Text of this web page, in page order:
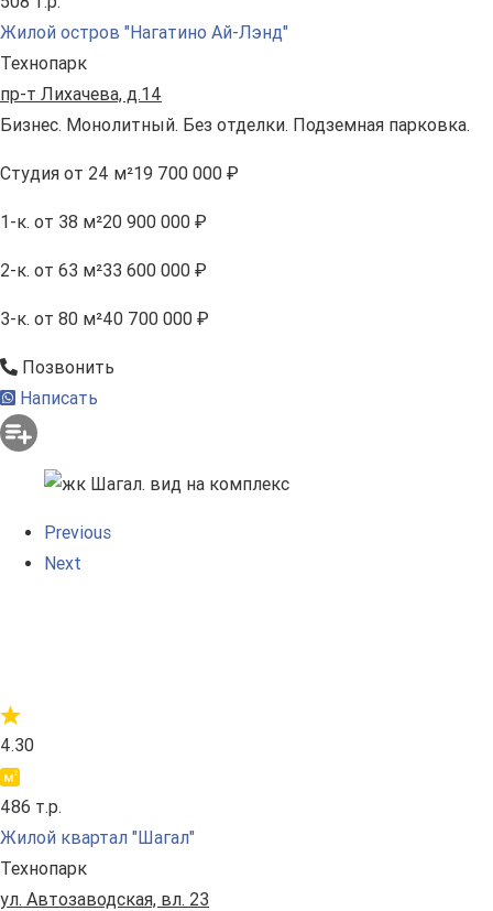
Жилой остров "Нагатино Ай-Лэнд"
Технопарк
пр-т Лихачева, д.14
Бизнес. Монолитный. Без отделки. Подземная парковка.
Студия от 24 м²19 700 000 ₽
1-к. от 38 м²20 900 000 ₽
2-к. от 63 м²33 600 000 ₽
3-к. от 80 м²40 700 000 ₽
Позвонить
Написать
Previous
Next
4.30
486 т.р.
Жилой квартал "Шагал"
Технопарк
ул. Автозаводская, вл. 23